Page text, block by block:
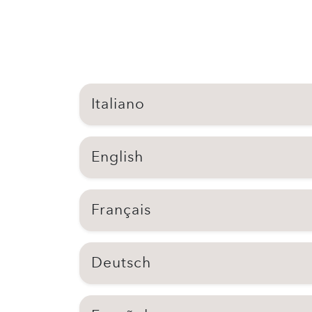
Italiano
English
Français
Deutsch